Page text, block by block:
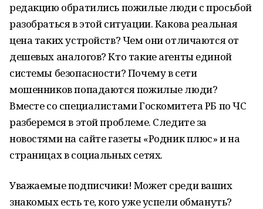
редакцию обратились пожилые люди с просьбой
разобраться в этой ситуации. Какова реальная
цена таких устройств? Чем они отличаются от
дешевых аналогов? Кто такие агенты единой
системы безопасности? Почему в сети
мошенников попадаются пожилые люди?
Вместе со специалистами Госкомитета РБ по ЧС
разберемся в этой проблеме. Следите за
новостями на сайте газеты «Родник плюс» и на
страницах в социальных сетях.
Уважаемые подписчики! Может среди ваших
знакомых есть те, кого уже успели обмануть?